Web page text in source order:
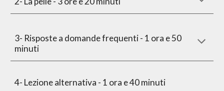
3- Risposte a domande frequenti - 1 ora e 50
minuti
4- Lezione alternativa - 1 ora e 40 minuti